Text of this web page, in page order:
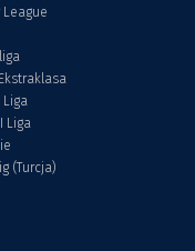
League
Ekstraklasa
Liga
Liga
(Turcja)